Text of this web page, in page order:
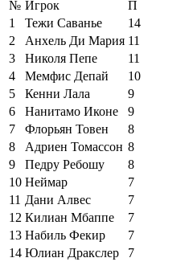
№ Игрок
П
1
Тежи Саванье
14
2
Анхель Ди Мария 11
3
Николя Пепе
11
4
Мемфис Депай
10
5
Кенни Лала
9
6
Нанитамо Иконе
9
7
Флорьян Товен
8
8
Адриен Томассон 8
9
Педру Ребошу
8
10 Неймар
7
11 Дани Алвес
7
12 Килиан Мбаппе
7
13 Набиль Фекир
7
14 Юлиан Дракслер
7